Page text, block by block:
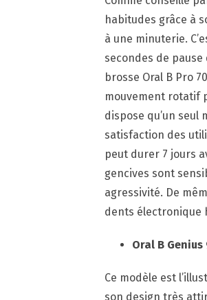
habitudes grâce à
à une minuterie.
secondes de
brosse Oral B Pro
mouvement rotatif
dispose qu’un
satisfaction des
peut durer 7 jours
gencives sont
agressivité. De
dents électronique
Oral B Genius
Ce modèle est
son design très